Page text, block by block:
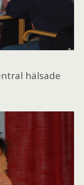
hälsade